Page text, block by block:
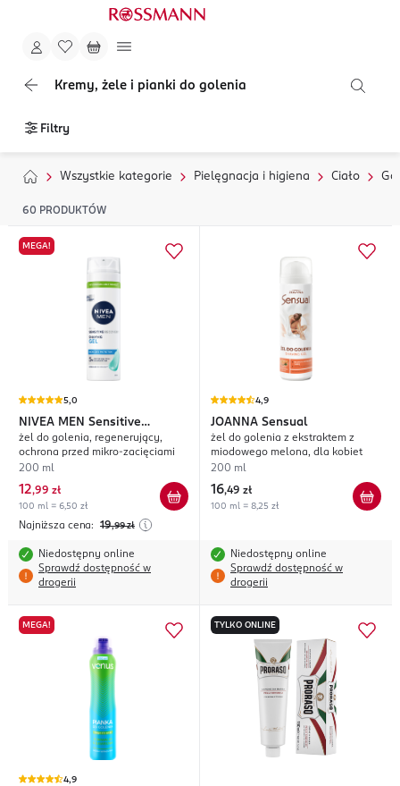
Kremy, żele i pianki do golenia
Filtry
Wszystkie kategorie Pielęgnacja i higiena Ciało
60 PRODUKTÓW
MEGA!
5,0
NIVEA MEN Sensitive
Recovery
żel do golenia, regenerujący,
ochrona przed mikro-zacięciami
200 ml
12,99 zł
100 ml = 6,50 zł
Najniższa cena: 19,99 zł
Niedostępny online
Sprawdź dostępność w
drogerii
4,9
JOANNA Sensual
żel do golenia z ekstraktem z
miodowego melona, dla kobiet
200 ml
16,49 zł
100 ml = 8,25 zł
Niedostępny online
Sprawdź dostępność w
drogerii
MEGA!
4,9
TYLKO ONLINE